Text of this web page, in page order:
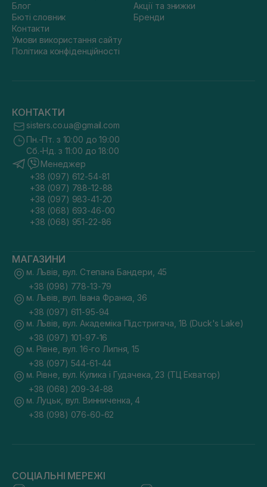
Блог
Бюті словник
Контакти
Умови використання сайту
Політика конфіденційності
Акції та знижки
Бренди
КОНТАКТИ
sisters.co.ua@gmail.com
Пн.-Пт. з 10:00 до 19:00
Сб.-Нд. з 11:00 до 18:00
Менеджер
+38 (097) 612-54-81
+38 (097) 788-12-88
+38 (097) 983-41-20
+38 (068) 693-46-00
+38 (068) 951-22-86
МАГАЗИНИ
м. Львів, вул. Степана Бандери, 45
+38 (098) 778-13-79
м. Львів, вул. Івана Франка, 36
+38 (097) 611-95-94
м. Львів, вул. Академіка Підстригача, 1В (Duck's Lake)
+38 (097) 101-97-16
м. Рівне, вул. 16-го Липня, 15
+38 (097) 544-61-44
м. Рівне, вул. Кулика і Гудачека, 23 (ТЦ Екватор)
+38 (068) 209-34-88
м. Луцьк, вул. Винниченка, 4
+38 (098) 076-60-62
СОЦІАЛЬНІ МЕРЕЖІ